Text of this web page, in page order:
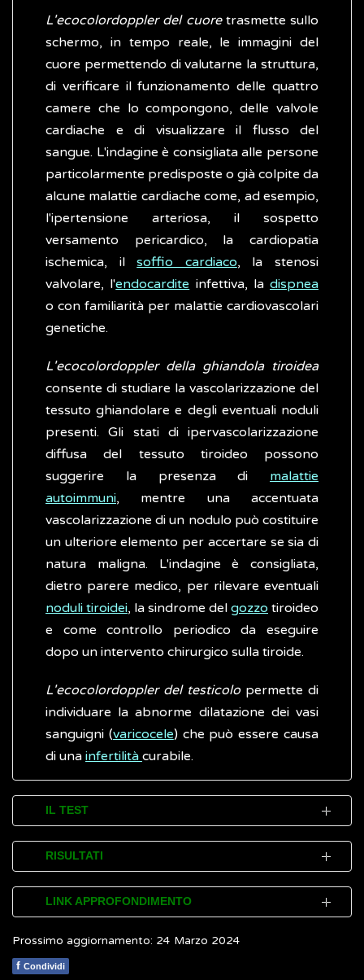
L'ecocolordoppler del cuoretrasmette sullo
schermo, in tempo reale, le immagini del
cuore permettendo di valutarne la struttura,
di verificare il funzionamento delle quattro
camere che lo compongono, delle valvole
cardiache e di visualizzare il flusso del
sangue. L'indagine è consigliata alle persone
particolarmente predisposte o già colpite da
alcune malattie cardiache come, ad esempio,
l'ipertensione arteriosa, il sospetto
versamento pericardico, la cardiopatia
ischemica, ilsoffio cardiaco, la stenosi
valvolare, l'endocardite infettiva, la dispnea
o con familiarità per malattie cardiovascolari
genetiche.
L'ecocolordoppler della ghiandola tiroidea
consente di studiare la vascolarizzazione del
tessuto ghiandolare e degli eventuali noduli
presenti. Gli stati di ipervascolarizzazione
diffusa del tessuto tiroideo possono
suggerire la presenza di malattie
autoimmuni, mentre una accentuata
vascolarizzazione di un nodulo può costituire
un ulteriore elemento per accertare se sia di
natura maligna. L'indagine è consigliata,
dietro parere medico, per rilevare eventuali
noduli tiroidei, la sindrome del gozzo tiroideo
e come controllo periodico da eseguire
dopo un intervento chirurgico sulla tiroide.
L'ecocolordoppler del testicolopermette di
individuare la abnorme dilatazione dei vasi
sanguigni (varicocele) che può essere causa
di una infertilità curabile.
IL TEST
L'ecocolordoppler è un test rapido, non
doloroso, non invasivo e non richiede alcun
tipo di preparazione. Poiché utilizza gli
ultrasuoni, onde sonore non dannose per
l'uomo con una frequenza superiore a quella
dell'udito (circa 20 kHz), può essere usato
RISULTATI
L'osservazione e l'interpretazione delle
immagini colorate ottenute consentono di
accertare (diagnosticare) in tempo reale una
malattia.
LINK APPROFONDIMENTO
Meola M.
Prossimo aggiornamento: 24 Marzo 2024
f Condividi